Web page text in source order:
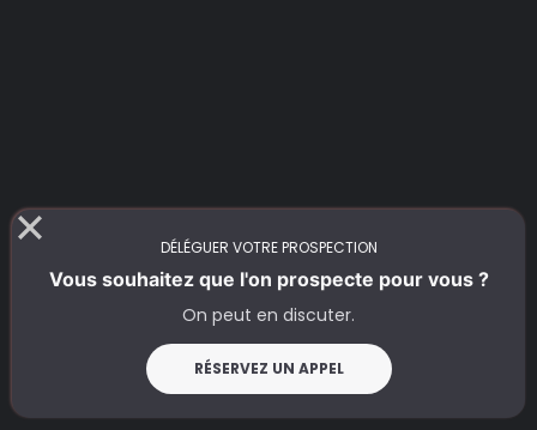
DÉLÉGUER VOTRE PROSPECTION
Vous souhaitez que l'on prospecte pour vous ?
On peut en discuter.
RÉSERVEZ UN APPEL